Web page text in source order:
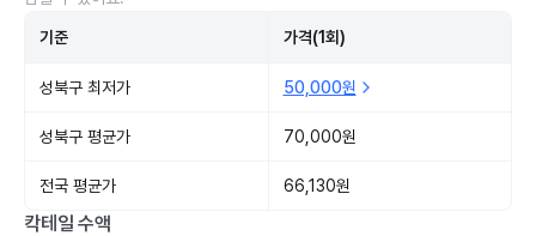
기준 가격(1회)
성북구 최저가 50,000원
성북구 평균가 70,000원
전국 평균가 66,130원
칵테일 수액